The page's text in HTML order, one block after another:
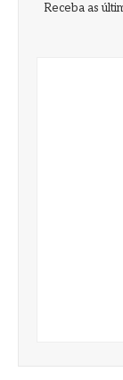
Receba as